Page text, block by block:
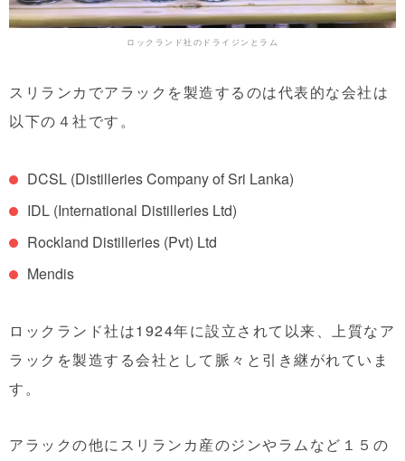
ロックランド社のドライジンとラム
スリランカでアラックを製造するのは代表的な会社は
以下の４社です。
DCSL (Distilleries Company of Sri Lanka)
IDL (International Distilleries Ltd)
Rockland Distilleries (Pvt) Ltd
Mendis
ロックランド社は1924年に設立されて以来、上質なア
ラックを製造する会社として脈々と引き継がれていま
す。
アラックの他にスリランカ産のジンやラムなど１５の